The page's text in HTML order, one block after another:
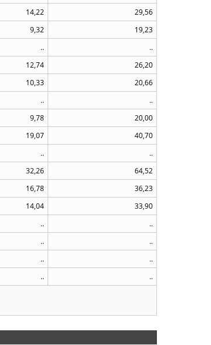
14,22
29,56
9,32
19,23
..
..
12,74
26,20
10,33
20,66
..
..
9,78
20,00
19,07
40,70
..
..
32,26
64,52
16,78
36,23
14,04
33,90
..
..
..
..
..
..
..
..